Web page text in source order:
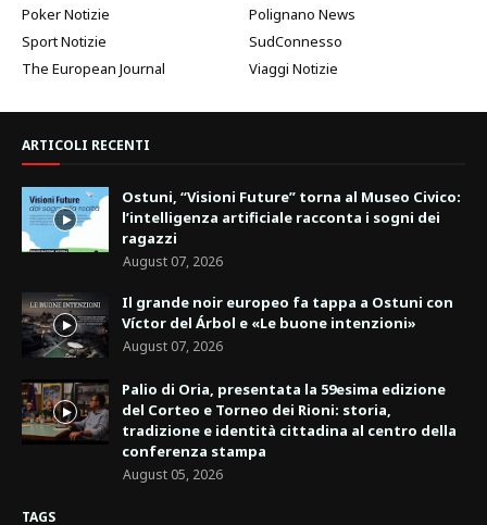
Poker Notizie
Polignano News
Sport Notizie
SudConnesso
The European Journal
Viaggi Notizie
ARTICOLI RECENTI
Ostuni, “Visioni Future” torna al Museo Civico:
l’intelligenza artificiale racconta i sogni dei
ragazzi
August 07, 2026
Il grande noir europeo fa tappa a Ostuni con
Víctor del Árbol e «Le buone intenzioni»
August 07, 2026
Palio di Oria, presentata la 59esima edizione
del Corteo e Torneo dei Rioni: storia,
tradizione e identità cittadina al centro della
conferenza stampa
August 05, 2026
TAGS